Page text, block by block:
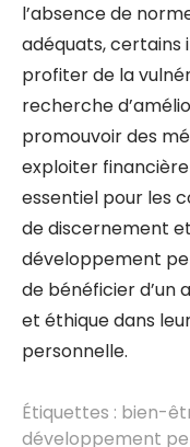
l’absence de
adéquats, certains
profiter de la
recherche
promouvoir des
exploiter
essentiel pour les
de discernement
développement
de bénéficier
et éthique dans
personnelle.
Étiquettes : bien-
développement